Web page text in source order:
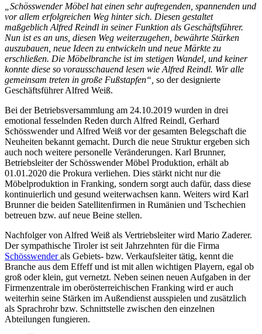
„Schösswender Möbel hat einen sehr aufregenden, spannenden und
vor allem erfolgreichen Weg hinter sich. Diesen gestaltet
maßgeblich Alfred Reindl in seiner Funktion als Geschäftsführer.
Nun ist es an uns, diesen Weg weiterzugehen, bewährte Stärken
auszubauen, neue Ideen zu entwickeln und neue Märkte zu
erschließen. Die Möbelbranche ist im stetigen Wandel, und keiner
konnte diese so vorausschauend lesen wie Alfred Reindl. Wir alle
gemeinsam treten in große Fußstapfen“, so der designierte
Geschäftsführer Alfred Weiß.
Bei der Betriebsversammlung am 24.10.2019 wurden in drei
emotional fesselnden Reden durch Alfred Reindl, Gerhard
Schösswender und Alfred Weiß vor der gesamten Belegschaft die
Neuheiten bekannt gemacht. Durch die neue Struktur ergeben sich
auch noch weitere personelle Veränderungen. Karl Brunner,
Betriebsleiter der Schösswender Möbel Produktion, erhält ab
01.01.2020 die Prokura verliehen. Dies stärkt nicht nur die
Möbelproduktion in Franking, sondern sorgt auch dafür, dass diese
kontinuierlich und gesund weiterwachsen kann. Weiters wird Karl
Brunner die beiden Satellitenfirmen in Rumänien und Tschechien
betreuen bzw. auf neue Beine stellen.
Nachfolger von Alfred Weiß als Vertriebsleiter wird Mario Zaderer.
Der sympathische Tiroler ist seit Jahrzehnten für die Firma
Schösswenderals Gebiets- bzw. Verkaufsleiter tätig, kennt die
Branche aus dem Effeff und ist mit allen wichtigen Playern, egal ob
groß oder klein, gut vernetzt. Neben seinen neuen Aufgaben in der
Firmenzentrale im oberösterreichischen Franking wird er auch
weiterhin seine Stärken im Außendienst ausspielen und zusätzlich
als Sprachrohr bzw. Schnittstelle zwischen den einzelnen
Abteilungen fungieren.